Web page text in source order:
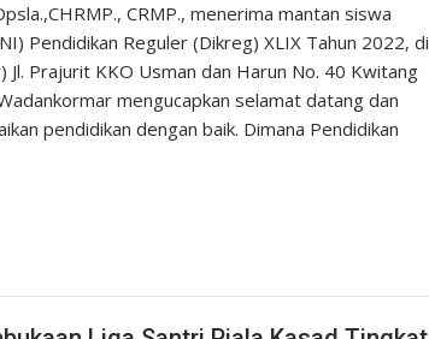
CRMP., menerima mantan siswa
Pendidikan Reguler (Dikreg) XLIX Tahun 2022, di
Prajurit KKO Usman dan Harun No. 40 Kwitang
mengucapkan selamat datang dan
pendidikan dengan baik. Dimana Pendidikan